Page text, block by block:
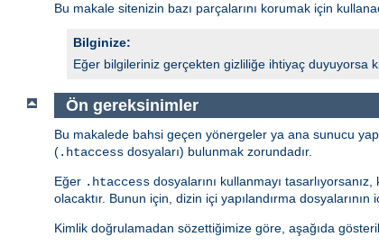
Bu makale sitenizin bazı parçalarını korumak için
Bilginize:
Eğer bilgileriniz gerçekten gizliliğe ihtiyaç duyuyorsa
Ön gereksinimler
Bu makalede bahsi geçen yönergeler ya ana sunucu
(.htaccess dosyaları) bulunmak zorundadır.
Eğer .htaccess dosyalarını kullanmayı
olacaktır. Bunun için, dizin içi yapılandırma
Kimlik doğrulamadan sözettiğimize göre, aşağıda